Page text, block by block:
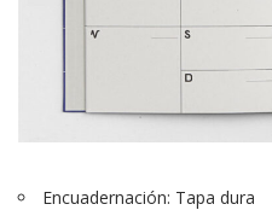
Encuadernación: Tapa dura